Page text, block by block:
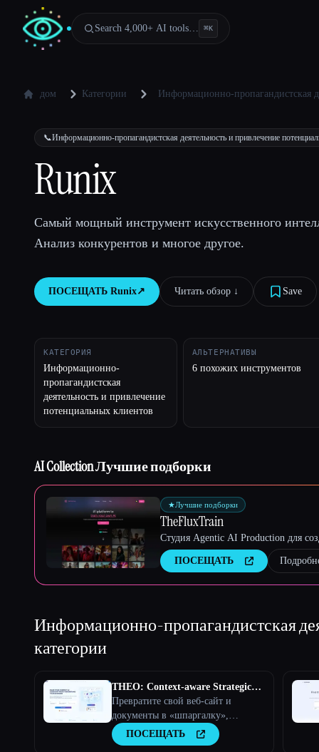
Search 4,000+ AI tools… ⌘K
дом Категории Информационно-пропагандистская
📞Информационно-пропагандистская деятельность и привлечение
Runix
Самый мощный инструмент искусственного
Анализ конкурентов и многое другое.
ПОСЕЩАТЬ Runix↗︎ Читать обзор ↓︎ Save
КАТЕГОРИЯ
Информационно-
пропагандистская
деятельность и привлечение
потенциальных клиентов
АЛЬТЕРНАТИВЫ
6 похожих инструментов
AI Collection Лучшие подборки
★Лучшие подборки
TheFluxTrain
Студия Agentic AI Production для
ПОСЕЩАТЬ
Информационно-пропагандистская
категории
THEO: Context-aware Strategic
Co-Pilot
Превратите свой веб-сайт и
документы в «шпаргалку»,
готовую к использованию
искусственного интеллекта, и ваш
ПОСЕЩАТЬ